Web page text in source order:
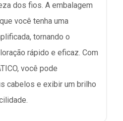
dos fios. A embalagem
você tenha uma
tornando o
rápido e eficaz. Com
você pode
cabelos e exibir um brilho